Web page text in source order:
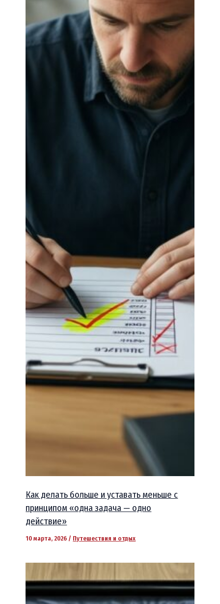
Как делать больше и уставать меньше с
принципом «одна задача — одно
действие»
10 марта, 2026 / Путешествия и отдых